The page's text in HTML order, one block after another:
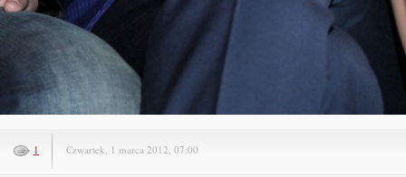
1 Czwartek, 1 marca 2012, 07:00